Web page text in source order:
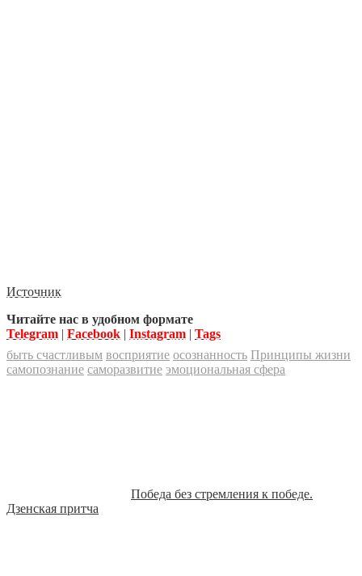
Источник
Читайте нас в удобном формате
Telegram
Facebook Instagram
Tags
быть счастливым восприятие осознанность Принципы жизни
самопознание саморазвитие эмоциональная сфера
Победа без стремления к победе.
Дзенская притча